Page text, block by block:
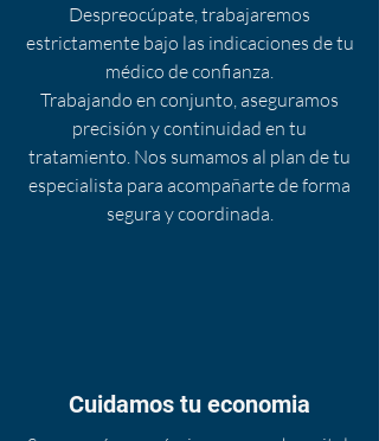
Despreocúpate, trabajaremos
estrictamente bajo las indicaciones de tu
médico de confianza.
Trabajando en conjunto, aseguramos
precisión y continuidad en tu
tratamiento. Nos sumamos al plan de tu
especialista para acompañarte de forma
segura y coordinada.
Cuidamos tu economia